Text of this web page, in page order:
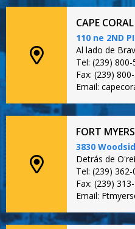
CAPE CORAL
110 ne 2ND
Al lado de
Tel: (239)
Fax: (239)
Email:
FORT MYERS
3830
Detrás de
Tel: (239) 362-
Fax: (239)
Email: